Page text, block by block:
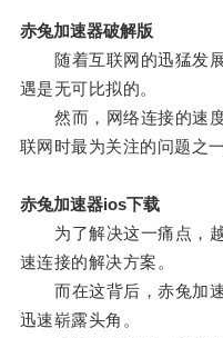
赤兔加速器破解版
随着互联网的迅猛发展
遇是无可比拟的。
然而，网络连接的速度
联网时最为关注的问题之一
赤兔加速器ios下载
为了解决这一痛点，越
速连接的解决方案。
而在这背后，赤兔加速
迅速崭露头角。